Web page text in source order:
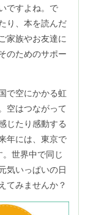
ですよね。で
り、本を読んだ
家族やお友達に
のためのサポー
で空にかかる虹
空はつながって
じたり感動する
年には、東京で
世界中で同じ
気いっぱいの日
てみませんか？